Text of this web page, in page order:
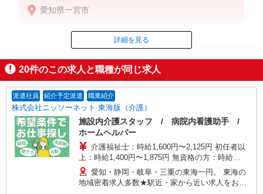
全支給(ガソリン代含む)＞
愛知県一宮市
ID：AE0610065038
掲載期間終了
詳細を見る
20件のこの求人と職種が同じ求人
派遣社員 紹介予定派遣 職業紹介
株式会社ニッソーネット 東海版（介護）
施設内介護スタッフ / 病院内看護助手 /
ホームヘルパー
介護福祉士：時給1,600円〜2,125円 初任者以
上：時給1,400円〜1,875円 無資格の方：時給
1,300円〜1,750円 ※給与幅は勤務先による +交通
費、諸手当（勤務先による） +0円で介護資格が取
れる （別途規定） ★給与日払い制度あり！
愛知・静岡・岐阜・三重の東海一円。 東海の
地域密着求人多数★駅近・家から近い求人をお探